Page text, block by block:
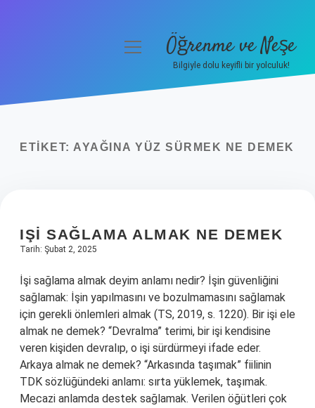
Yasal Uyarı
menüyüÖğrenme ve Neşe
Bilgiyle dolu keyifli bir yolculuk!
ETIKET: AYAĞINA YÜZ SÜRMEK NE DEMEK
IŞI SAĞLAMA ALMAK NE DEMEK
Tarih: Şubat 2, 2025
İşi sağlama almak deyim anlamı nedir? İşin güvenliğini
sağlamak: İşin yapılmasını ve bozulmamasını sağlamak
için gerekli önlemleri almak (TS, 2019, s. 1220). Bir işi ele
almak ne demek? “Devralma” terimi, bir işi kendisine
veren kişiden devralıp, o işi sürdürmeyi ifade eder.
Arkaya almak ne demek? “Arkasında taşımak” fiilinin
TDK sözlüğündeki anlamı: sırta yüklemek, taşımak.
Mecazi anlamda destek sağlamak. Verilen öğütleri çok